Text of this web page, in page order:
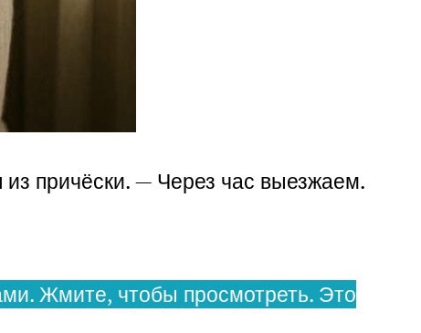
причёски. — Через час выезжаем.
Жмите, чтобы просмотреть. Это